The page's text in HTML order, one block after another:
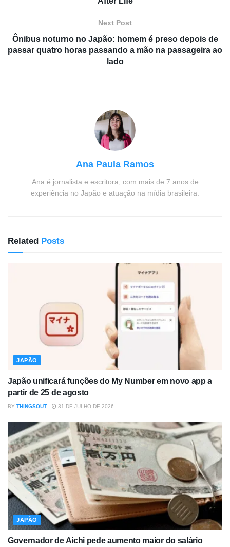
Next Post
Ônibus noturno no Japão: homem é preso depois de
passar quatro horas passando a mão na passageira ao
lado
Ana Paula Ramos
Ana é jornalista e escritora, com mais de 7 anos de
experiência no Japão e atuação na mídia brasileira.
Related Posts
JAPÃO
Japão unificará funções do My Number em novo app a
partir de 25 de agosto
BY THINGSOUT 31 DE JULHO DE 2026
JAPÃO
Governador de Aichi pede aumento maior do salário